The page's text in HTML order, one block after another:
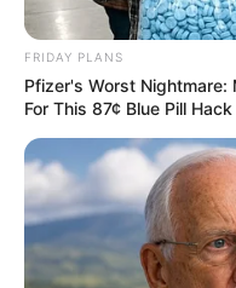
Το Judicial Watch
προπαγάνδας
για την...
Τετάρτη, 5 Οκτωβρίου
Το Judicial Watch
FRIDAY PLANS
Pfizer's Worst
For This 87¢ Blue Pill Hack